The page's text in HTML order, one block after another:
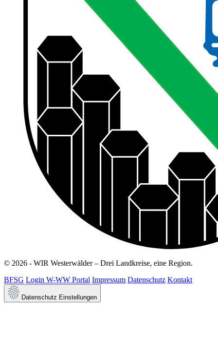
© 2026 - WIR Westerwälder – Drei Landkreise, eine Region.
BFSG Login W-WW Portal Impressum Datenschutz Kontakt
Datenschutz Einstellungen